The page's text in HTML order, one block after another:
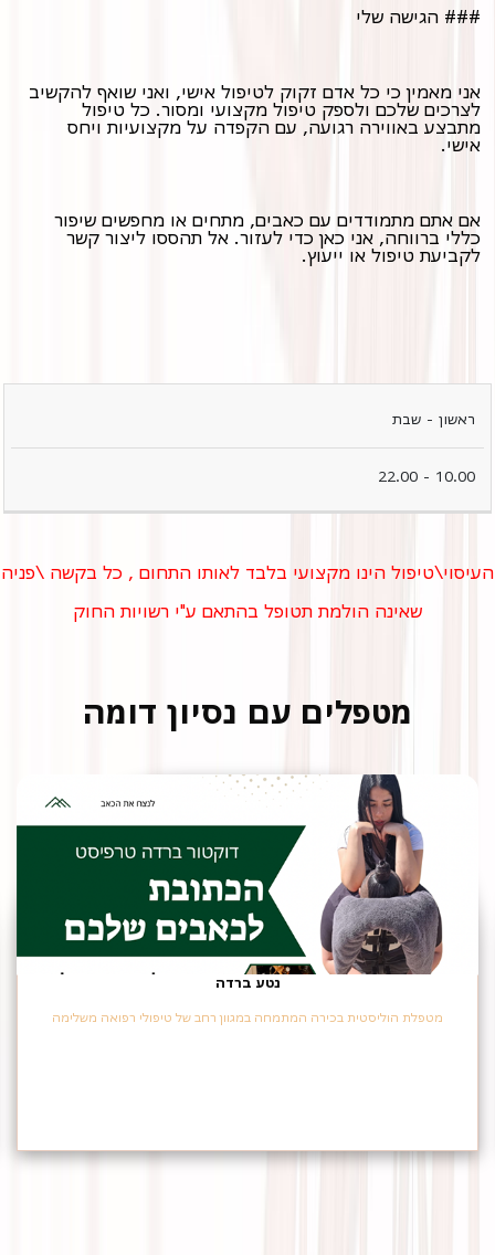
### הגישה שלי
אני מאמין כי כל אדם זקוק לטיפול אישי, ואני שואף להקשיב
לצרכים שלכם ולספק טיפול מקצועי ומסור. כל טיפול
מתבצע באווירה רגועה, עם הקפדה על מקצועיות ויחס
אישי.
אם אתם מתמודדים עם כאבים, מתחים או מחפשים שיפור
כללי ברווחה, אני כאן כדי לעזור. אל תהססו ליצור קשר
לקביעת טיפול או ייעוץ.
ימים שעות
ראשון - שבת
10.00 - 22.00
העיסוי\טיפול הינו מקצועי בלבד לאותו התחום , כל בקשה \פניה
שאינה הולמת תטופל בהתאם ע"י רשויות החוק
מטפלים עם נסיון דומה
נטע ברדה
מטפלת הוליסטית בכירה המתמחה במגוון רחב של טיפולי רפואה משלימה